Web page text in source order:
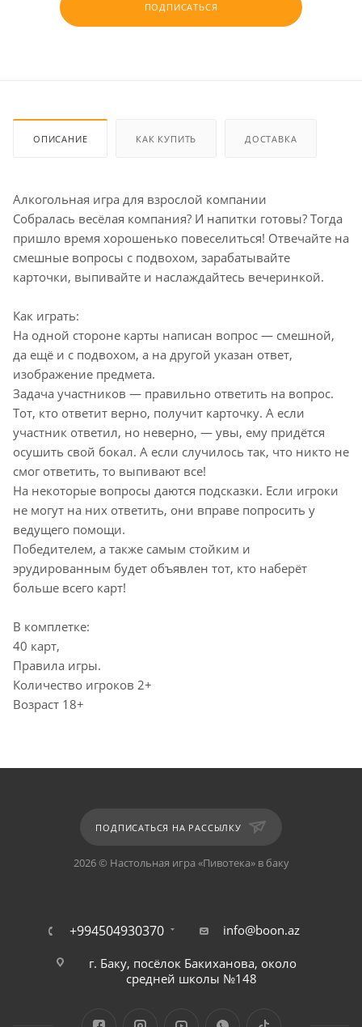
ПОДПИСАТЬСЯ
ОПИСАНИЕ КАК КУПИТЬ ДОСТАВКА
Алкогольная игра для взрослой компании
Собралась весёлая компания? И напитки готовы? Тогда
пришло время хорошенько повеселиться! Отвечайте на
смешные вопросы с подвохом, зарабатывайте
карточки, выпивайте и наслаждайтесь вечеринкой.
Как играть:
На одной стороне карты написан вопрос — смешной,
да ещё и с подвохом, а на другой указан ответ,
изображение предмета.
Задача участников — правильно ответить на вопрос.
Тот, кто ответит верно, получит карточку. А если
участник ответил, но неверно, — увы, ему придётся
осушить свой бокал. А если случилось так, что никто не
смог ответить, то выпивают все!
На некоторые вопросы даются подсказки. Если игроки
не могут на них ответить, они вправе попросить у
ведущего помощи.
Победителем, а также самым стойким и
эрудированным будет объявлен тот, кто наберёт
больше всего карт!
В комплетке:
40 карт,
Правила игры.
Количество игроков 2+
Возраст 18+
ПОДПИСАТЬСЯ НА РАССЫЛКУ
2026 © Настольная игра «Пивотека» в баку
+994504930370 info@boon.az
г. Баку, посёлок Бакиханова, около
средней школы №148